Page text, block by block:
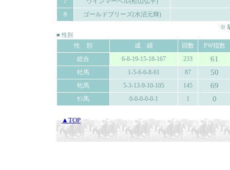
８
ゴールドブリーズ(水沼元輝)
※
■ 性別
性 別 成 績 回数
PW指数
総合
6-8-19-15-18-167 233 61
牡馬 1-5-6-6-8-61 87 50
牝馬 5-3-13-9-10-105 145 69
ｾﾝ馬 0-0-0-0-0-1 1 0
▲TOP